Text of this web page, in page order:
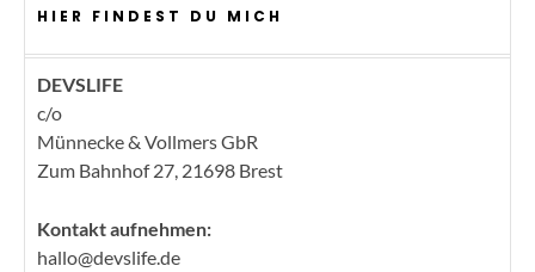
HIER FINDEST DU MICH
DEVSLIFE
c/o
Münnecke & Vollmers GbR
Zum Bahnhof 27, 21698 Brest
Kontakt aufnehmen:
hallo@devslife.de